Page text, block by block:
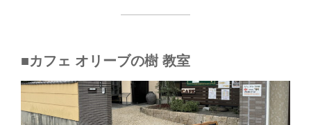
■カフェ オリーブの樹 教室